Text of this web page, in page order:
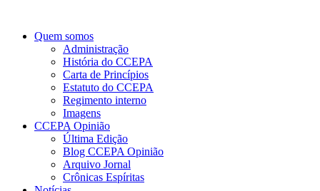
Quem somos
Administração
História do CCEPA
Carta de Princípios
Estatuto do CCEPA
Regimento interno
Imagens
CCEPA Opinião
Última Edição
Blog CCEPA Opinião
Arquivo Jornal
Crônicas Espíritas